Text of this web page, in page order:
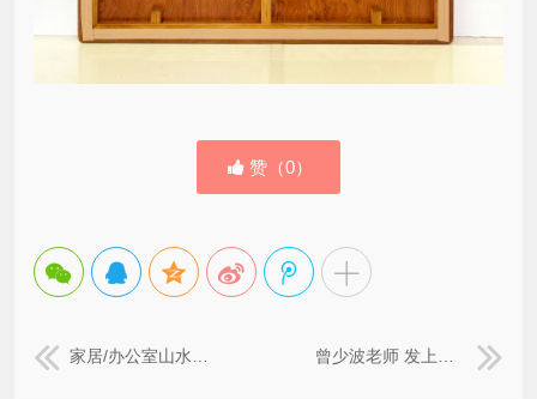
赞（0）
家居/办公室山水画 《清泉流香》 聚宝盆国画 曾少波老师 发上等愿 四尺整张 精品办公室字画